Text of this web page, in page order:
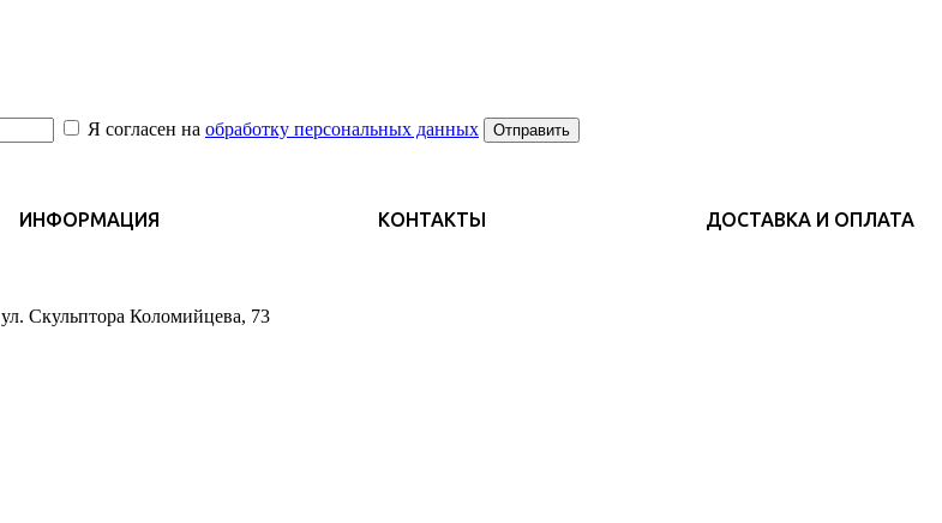
Я согласен на обработку персональных данных Отправить
ИНФОРМАЦИЯ КОНТАКТЫ ДОСТАВКА И ОПЛАТА
ул. Скульптора Коломийцева, 73